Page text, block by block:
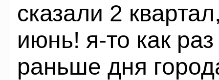
сказали 2
июнь! я-то как
раньше дня